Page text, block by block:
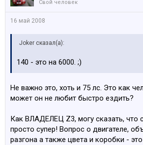
Свой человек
16 май 2008
Joker сказал(а):
140 - это на 6000. ;)
Не важно это, хоть и 75 лс. Это как
может он не любит быстро ездить?
Как ВЛАДЕЛЕЦ Z3, могу сказать, что
просто супер! Вопрос о двигателе,
разгона а также цвета и коробки -